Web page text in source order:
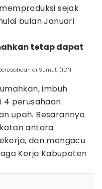
sejak
bulan Januari
tetap dapat
di Sumut. (IDN
imbuh
4 perusahaan
upah. Besarannya
antara
dan mengacu
Kerja Kabupaten